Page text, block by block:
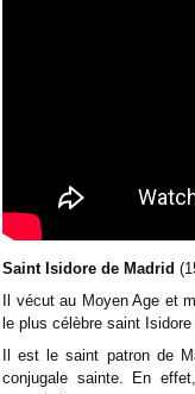
Saint Isidore de Madrid
Il vécut au Moyen Age et
le plus célèbre saint
Il est le saint patron de
conjugale sainte. En